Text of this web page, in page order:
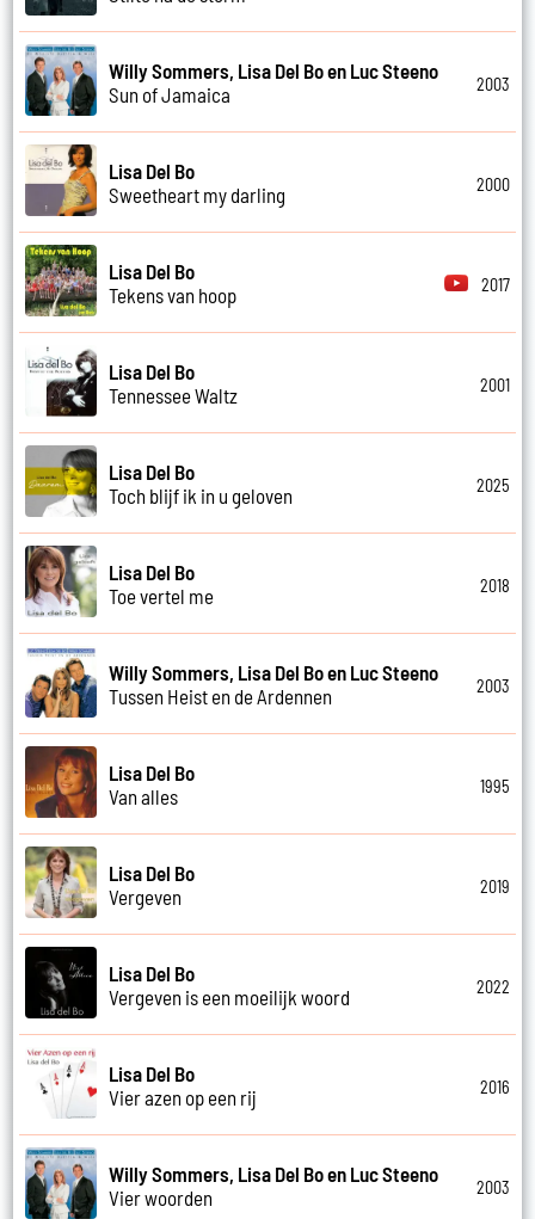
Willy Sommers, Lisa Del Bo en Luc Steeno
Sun of Jamaica
2003
Lisa Del Bo
Sweetheart my darling
2000
Lisa Del Bo
Tekens van hoop
2017
Lisa Del Bo
Tennessee Waltz
2001
Lisa Del Bo
Toch blijf ik in u geloven
2025
Lisa Del Bo
Toe vertel me
2018
Willy Sommers, Lisa Del Bo en Luc Steeno
Tussen Heist en de Ardennen
2003
Lisa Del Bo
Van alles
1995
Lisa Del Bo
Vergeven
2019
Lisa Del Bo
Vergeven is een moeilijk woord
2022
Lisa Del Bo
Vier azen op een rij
2016
Willy Sommers, Lisa Del Bo en Luc Steeno
Vier woorden
2003